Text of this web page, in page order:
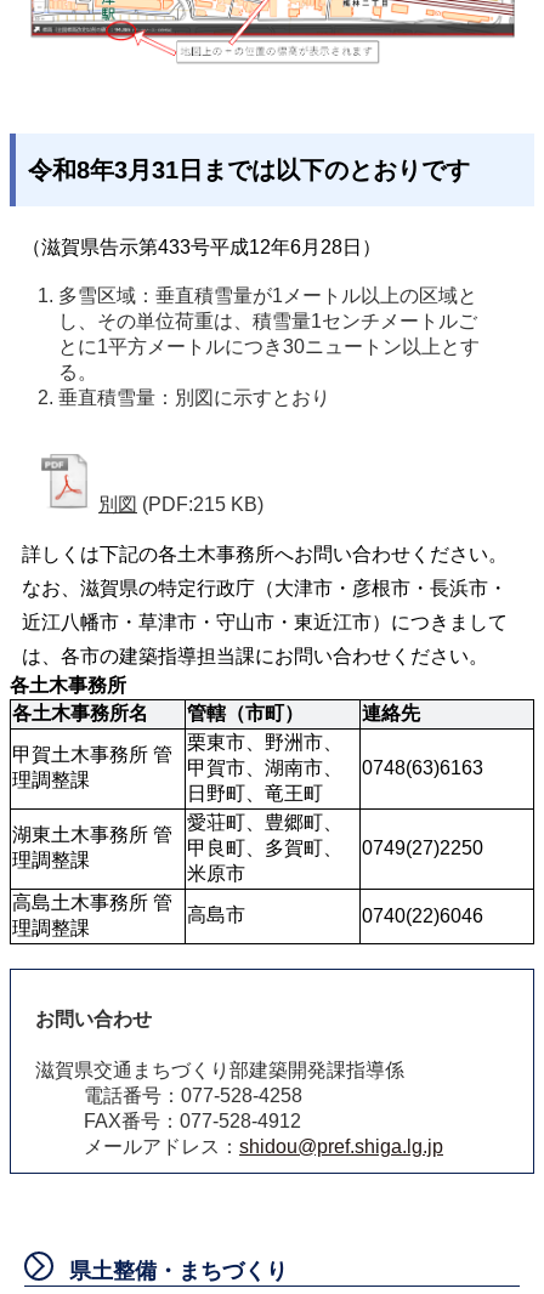
令和8年3月31日までは以下のとおりです
（滋賀県告示第433号平成12年6月28日）
多雪区域：垂直積雪量が1メートル以上の区域と
し、その単位荷重は、積雪量1センチメートルご
とに1平方メートルにつき30ニュートン以上とす
る。
垂直積雪量：別図に示すとおり
別図 (PDF:215 KB)
詳しくは下記の各土木事務所へお問い合わせください。
なお、滋賀県の特定行政庁（大津市・彦根市・長浜市・
近江八幡市・草津市・守山市・東近江市）につきまして
は、各市の建築指導担当課にお問い合わせください。
各土木事務所
各土木事務所名
管轄（市町）
連絡先
甲賀土木事務所 管
理調整課
栗東市、野洲市、
甲賀市、湖南市、
日野町、竜王町
0748(63)6163
湖東土木事務所 管
理調整課
愛荘町、豊郷町、
甲良町、多賀町、
米原市
0749(27)2250
高島土木事務所 管
理調整課
高島市 0740(22)6046
お問い合わせ
滋賀県交通まちづくり部建築開発課指導係
電話番号：077-528-4258
FAX番号：077-528-4912
メールアドレス： shidou@pref.shiga.lg.jp
県土整備・まちづくり